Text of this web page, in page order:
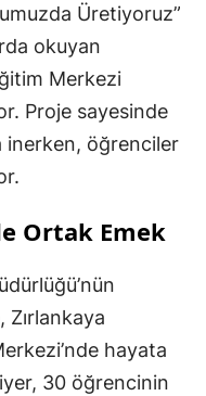
Üretiyoruz”
okuyan
Merkezi
Proje sayesinde
inerken, öğrenciler
Ortak Emek
hayata
30 öğrencinin